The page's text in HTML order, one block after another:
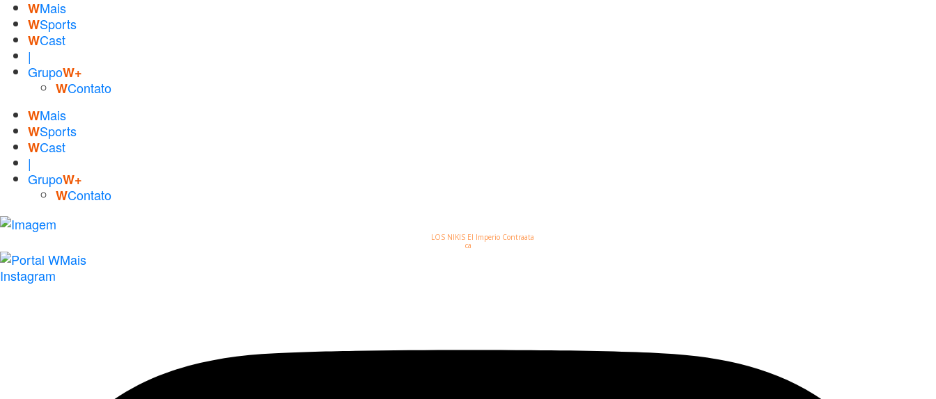
WMais
WSports
WCast
|
GrupoW+
WContato
WMais
WSports
WCast
|
GrupoW+
WContato
LOS NIKIS El Imperio Contraata
ca
Instagram